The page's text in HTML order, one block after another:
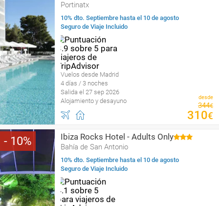
Portinatx
10% dto. Septiembre hasta el 10 de agosto
Seguro de Viaje Incluido
Vuelos desde Madrid
4 días / 3 noches
Salida el 27 sep 2026
Alojamiento y desayuno
desde
344€
310€
10 Ibiza Rocks Hotel - Adults Only
Bahía de San Antonio
10% dto. Septiembre hasta el 10 de agosto
Seguro de Viaje Incluido